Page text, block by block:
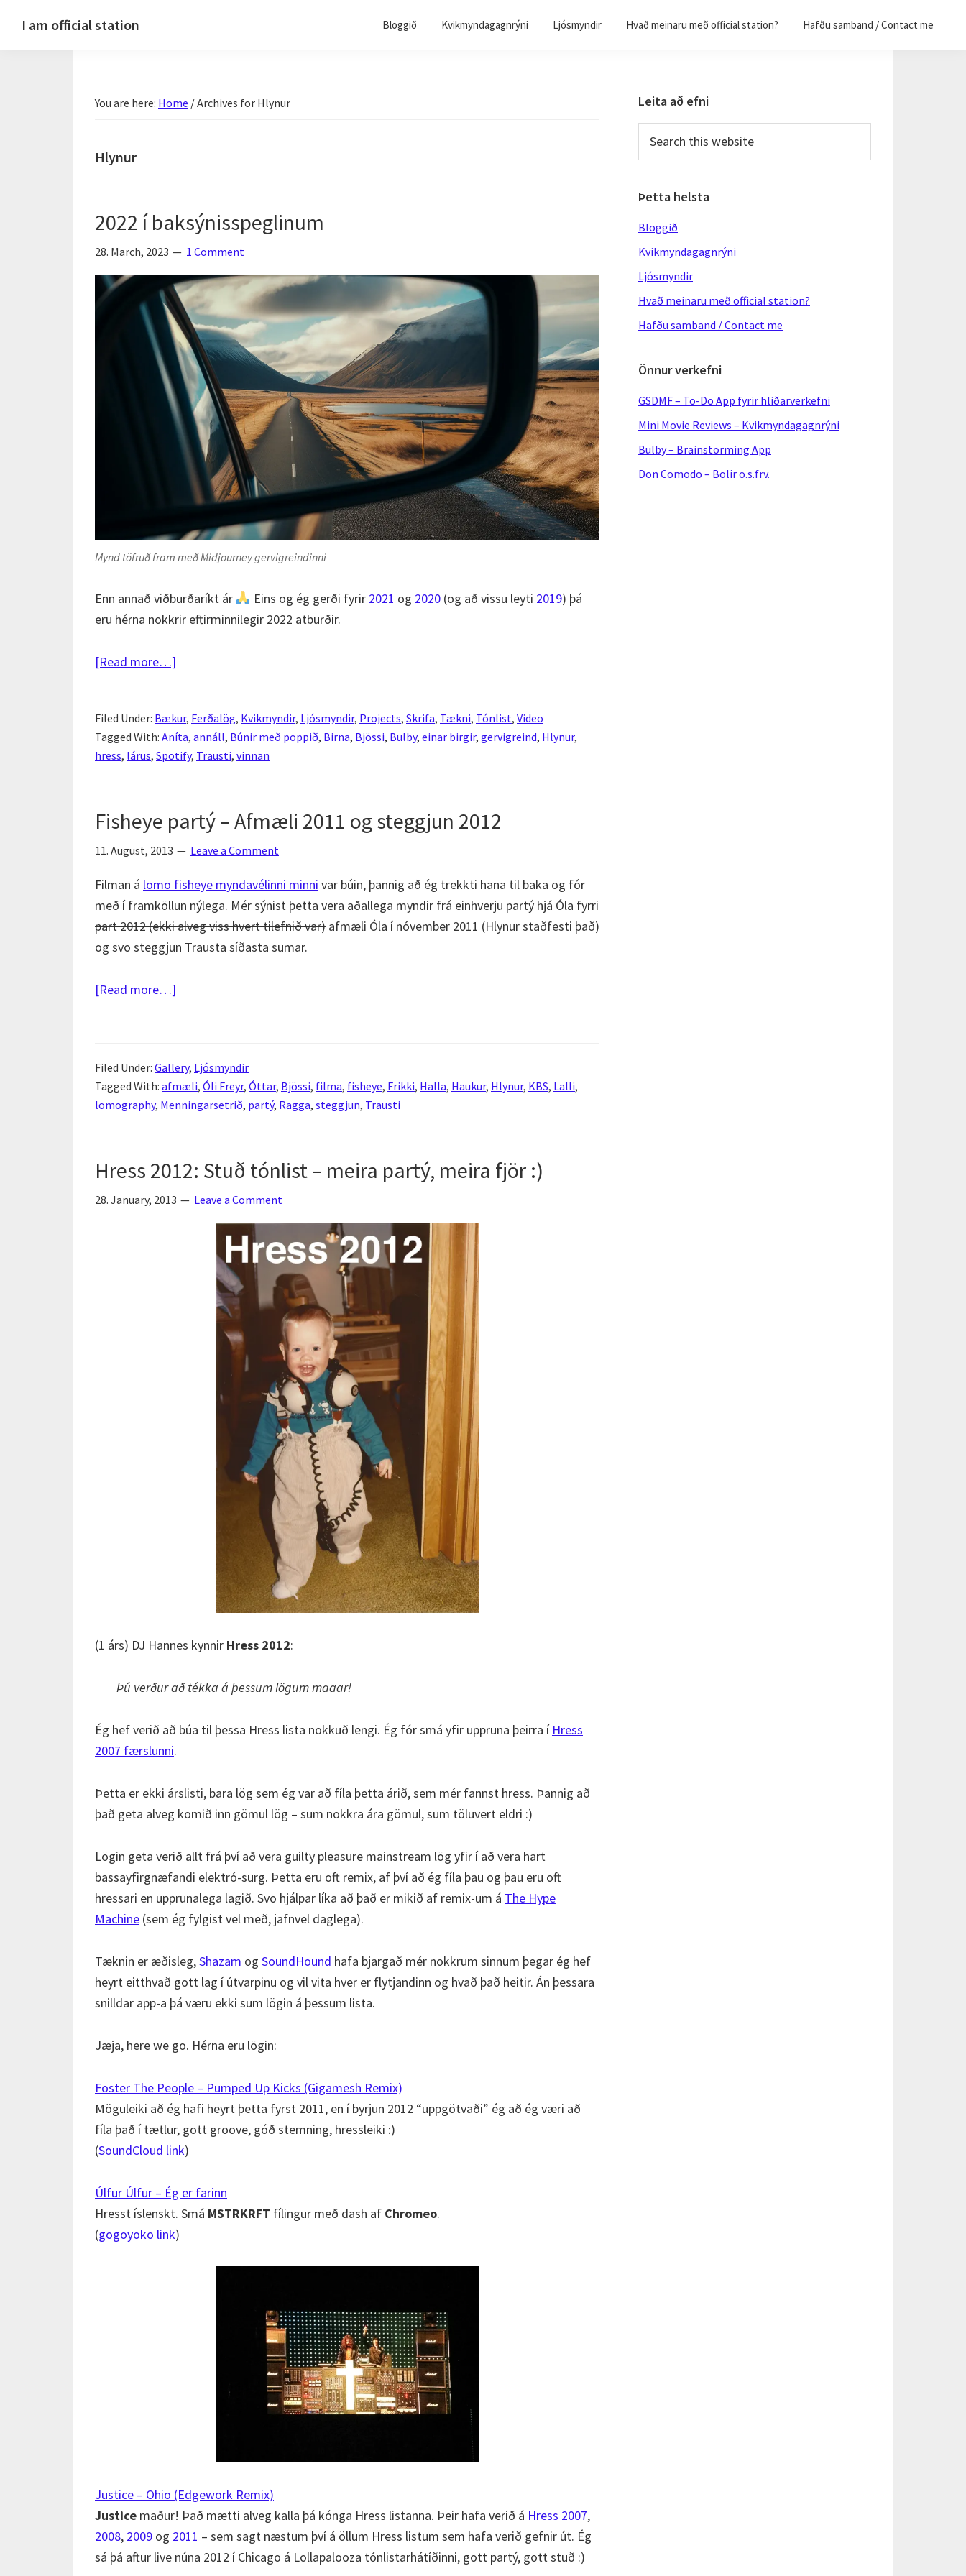
I am official station Bloggið Kvikmyndagagnrýni Ljósmyndir Hvað meinaru með official station? Hafðu samband / Contact me
You are here: Home /Archives for Hlynur
Hlynur
2022 í baksýnisspeglinum
28. March, 2023 1 Comment
Mynd töfruð fram með Midjourney gervigreindinni
Enn annað viðburðaríkt ár Eins og ég gerði fyrir 2021 og 2020(og að vissu leyti 2019) þá
eru hérna nokkrir eftirminnilegir 2022 atburðir.
[Read more…]
baksýnisspeglinum
Filed Under: Bækur, Ferðalög, Kvikmyndir, Ljósmyndir, Projects, Skrifa, Tækni, Tónlist, Video
Tagged With: Aníta, annáll, Búnir með poppið, Birna, Bjössi, Bulby, einar birgir, gervigreind, Hlynur,
hress, lárus, Spotify, Trausti, vinnan
Fisheye partý – Afmæli 2011 og steggjun 2012
11. August, 2013 Leave a Comment
Filman á lomo fisheye myndavélinni minni var búin, þannig að ég trekkti hana til baka og fór
með í framköllun nýlega. Mér sýnist þetta vera aðallega myndir frá einhverju partý hjá Óla fyrri
part 2012 (ekki alveg viss hvert tilefnið var) afmæli Óla í nóvember 2011 (Hlynur staðfesti það)
og svo steggjun Trausta síðasta sumar.
[Read more…]
Afmæli
2011
og
Filed Under: Gallery, Ljósmyndir
Tagged With: afmæli, Óli Freyr, Óttar, Bjössi, filma, fisheye, Frikki, Halla, Haukur, Hlynur, KBS, Lalli,
lomography, Menningarsetrið, partý, Ragga, steggjun, Trausti
Hress 2012: Stuð tónlist – meira partý, meira fjör :)
28. January, 2013 Leave a Comment
(1 árs) DJ Hannes kynnir Hress 2012:
Þú verður að tékka á þessum lögum maaar!
Ég hef verið að búa til þessa Hress lista nokkuð lengi. Ég fór smá yfir uppruna þeirra í Hress
2007 færslunni.
Þetta er ekki árslisti, bara lög sem ég var að fíla þetta árið, sem mér fannst hress. Þannig að
það geta alveg komið inn gömul lög – sum nokkra ára gömul, sum töluvert eldri :)
Lögin geta verið allt frá því að vera guilty pleasure mainstream lög yfir í að vera hart
bassayfirgnæfandi elektró-surg. Þetta eru oft remix, af því að ég fíla þau og þau eru oft
hressari en upprunalega lagið. Svo hjálpar líka að það er mikið af remix-um á The Hype
Machine (sem ég fylgist vel með, jafnvel daglega).
Tæknin er æðisleg,Shazam og SoundHound hafa bjargað mér nokkrum sinnum þegar ég hef
heyrt eitthvað gott lag í útvarpinu og vil vita hver er flytjandinn og hvað það heitir. Án þessara
snilldar app-a þá væru ekki sum lögin á þessum lista.
Jæja, here we go. Hérna eru lögin:
Foster The People – Pumped Up Kicks (Gigamesh Remix)
Möguleiki að ég hafi heyrt þetta fyrst 2011, en í byrjun 2012 “uppgötvaði” ég að ég væri að
fíla það í tætlur, gott groove, góð stemning, hressleiki :)
(SoundCloud link)
Úlfur Úlfur – Ég er farinn
Hresst íslenskt. Smá MSTRKRFT fílingur með dash af Chromeo.
(gogoyoko link)
Justice – Ohio (Edgework Remix)
Justice maður! Það mætti alveg kalla þá kónga Hress listanna. Þeir hafa verið á Hress 2007,
2008, 2009 og 2011 – sem sagt næstum því á öllum Hress listum sem hafa verið gefnir út. Ég
sá þá aftur live núna 2012 í Chicago á Lollapalooza tónlistarhátíðinni, gott partý, gott stuð :)
Primary
Sidebar
Leita að efni
this
Þetta helsta
Bloggið
Kvikmyndagagnrýni
Ljósmyndir
Hvað meinaru með official station?
Hafðu samband / Contact me
Önnur verkefni
GSDMF – To-Do App fyrir hliðarverkefni
Mini Movie Reviews – Kvikmyndagagnrýni
Bulby – Brainstorming App
Don Comodo – Bolir o.s.frv.